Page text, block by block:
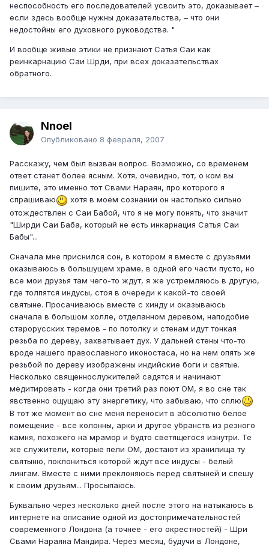
неспособность его последователей усвоить это, доказывает –
если здесь вообще нужны доказательства, – что они
недостойны его духовного руководства. "
И вообще живые этики не признают Сатья Саи как
реинкарнацию Саи Шрди, при всех доказательствах
обратного.
Nnoel
Опубликовано 8 февраля, 2007
Расскажу, чем был вызван вопрос. Возможно, со временем
ответ станет более ясным. Хотя, очевидно, тот, о ком вы
пишите, это именно тот Свами Нараян, про которого я
спрашиваю
хотя в моем сознании он настолько сильно
отождествлен с Саи Бабой, что я не могу понять, что значит
"Ширди Саи Баба, который не есть инкарнация Сатья Саи
Бабы"...
Сначала мне приснился сон, в котором я вместе с друзьями
оказываюсь в большущем храме, в одной его части пусто, но
все мои друзья там чего-то ждут, я же устремляюсь в другую,
где толпятся индусы, стоя в очереди к какой-то своей
святыне. Просачиваюсь вместе с хинду и оказываюсь
сначала в большом холле, отделанном деревом, наподобие
старорусских теремов - по потолку и стенам идут тонкая
резьба по дереву, захватывает дух. У дальней стены что-то
вроде нашего православного иконостаса, но на нем опять же
резьбой по дереву изображены индийские боги и святые.
Несколько священнослужителей садятся и начинают
медитировать - когда они третий раз поют ОМ, я во сне так
явственно ощущаю эту энергетику, что забываю, что сплю
В тот же момент во сне меня переносит в абсолютно белое
помещение - все колонны, арки и другое убранств из резного
камня, похожего на мрамор и будто светящегося изнутри. Те
же служители, которые пели ОМ, достают из хранилища ту
святыню, поклониться которой ждут все индусы - белый
лингам. Вместе с ними преклоняюсь перед святыней и спешу
к своим друзьям... Просыпаюсь.
Буквально через несколько дней после этого на натыкаюсь в
интернете на описание одной из достопримечательностей
современного Лондона (а точнее - его окрестностей) - Шри
Свами Нараяна Мандира. Через месяц, будучи в Лондоне,